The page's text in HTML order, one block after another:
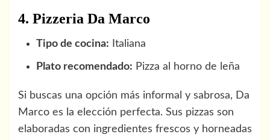
4. Pizzeria Da Marco
Tipo de cocina: Italiana
Plato recomendado: Pizza al horno de leña
Si buscas una opción más informal y sabrosa, Da
Marco es la elección perfecta. Sus pizzas son
elaboradas con ingredientes frescos y horneadas